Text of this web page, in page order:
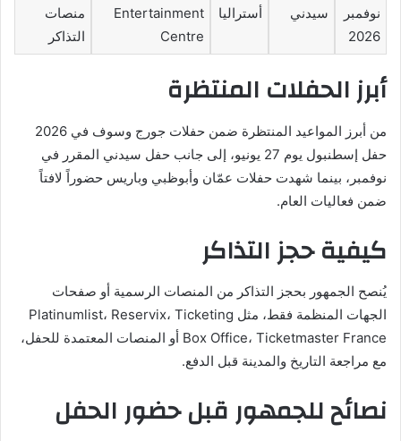
نوفمبر
2026
سيدني أستراليا
Entertainment
Centre
منصات
التذاكر
أبرز الحفلات المنتظرة
من أبرز المواعيد المنتظرة ضمن حفلات جورج وسوف في 2026
حفل إسطنبول يوم 27 يونيو، إلى جانب حفل سيدني المقرر في
نوفمبر، بينما شهدت حفلات عمّان وأبوظبي وباريس حضوراً لافتاً
ضمن فعاليات العام.
كيفية حجز التذاكر
يُنصح الجمهور بحجز التذاكر من المنصات الرسمية أو صفحات
الجهات المنظمة فقط، مثل Platinumlist، Reservix، Ticketing
Box Office، Ticketmaster France أو المنصات المعتمدة للحفل،
مع مراجعة التاريخ والمدينة قبل الدفع.
نصائح للجمهور قبل حضور الحفل